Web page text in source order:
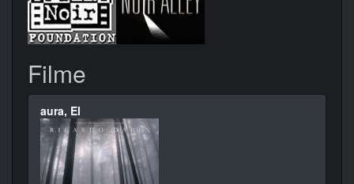
Filme
aura, El